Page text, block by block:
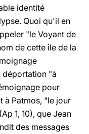
identité
Quoi qu'il en
"le Voyant de
de cette île de la
déportation "à
pour
à Patmos, "le jour
1, 10), que Jean
des messages